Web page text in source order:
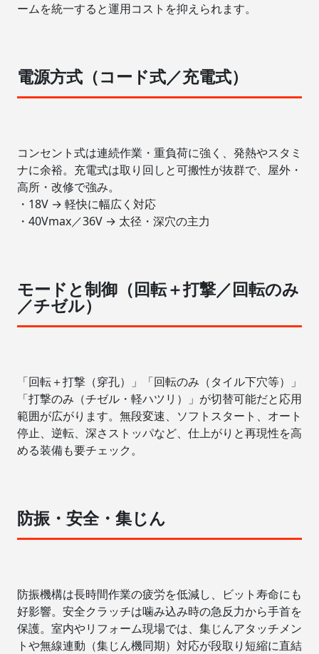
ームを統一すると運用コストを抑えられます。
電源方式（コード式／充電式）
コンセント式は連続作業・重負荷に強く、発熱やスタミ
ナに余裕。充電式は取り回しと可搬性が抜群で、屋外・
高所・改修で強み。
・18V → 軽快に幅広く対応
・40Vmax／36V → 太径・深穴の主力
モードと制御（回転＋打撃／回転のみ
／チゼル）
「回転＋打撃（穿孔）」「回転のみ（タイル下穴等）」
「打撃のみ（チゼル・軽ハツリ）」が切替可能だと応用
範囲が広がります。無段変速、ソフトスタート、オート
停止、逆転、深さストッパなど、仕上がりと再現性を高
める装備も要チェック。
防振・安全・集じん
防振機構は長時間作業の疲労を低減し、ビット寿命にも
好影響。安全クラッチは噛み込み時の急反力から手首を
保護。室内やリフォーム現場では、集じんアタッチメン
トや無線連動（集じん機同期）対応が段取り短縮に直結